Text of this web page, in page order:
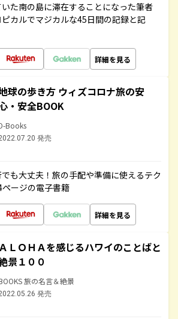
た南の島に滞在することになった筆者
カルでマジカルな45日間の記録と記
詳細を見る
球の歩き方 ウィズコロナ旅の安
・安全BOOK
Books
発売
も大丈夫！旅の手配や準備に使えるテク
ージの電子書籍
詳細を見る
ＡＬＯＨＡを感じるハワイのことばと
景１００
旅の名言＆絶景
発売